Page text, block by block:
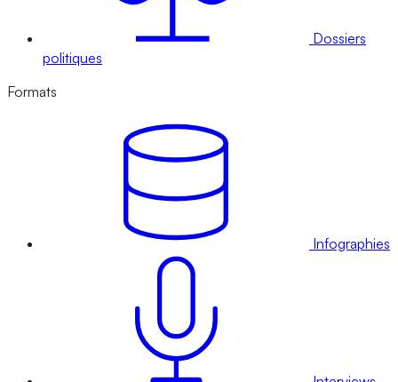
Dossiers
politiques
Formats
Infographies